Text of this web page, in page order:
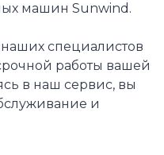
машин Sunwind.
специалистов
работы вашей
в наш сервис, вы
и